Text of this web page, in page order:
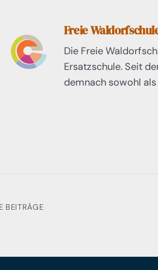
Freie
Die Freie
Ersatzschule. Seit
demnach sowohl
BEITRÄGE